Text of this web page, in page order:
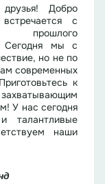
Добро
с
прошлого
Сегодня мы с
но не по
современных
к
У нас сегодня
талантливые
наши